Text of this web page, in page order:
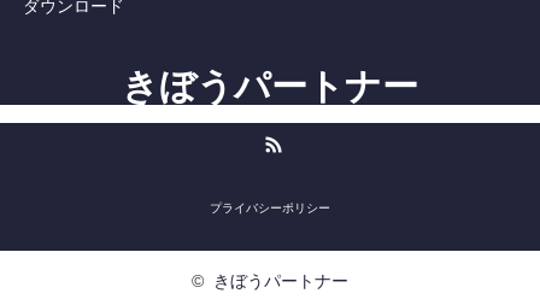
ダウンロード
きぼうパートナー
プライバシーポリシー
© きぼうパートナー